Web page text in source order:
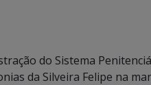
do Sistema
da Silveira Felipe na